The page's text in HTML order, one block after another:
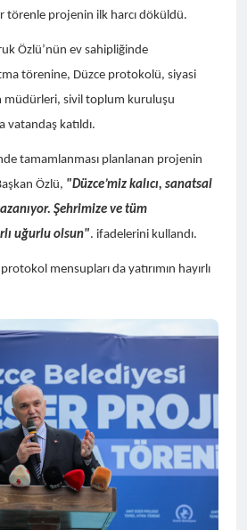
törenle projenin ilk harcı döküldü.
Özlü’nün ev sahipliğinde
törenine, Düzce protokolü, siyasi
müdürleri, sivil toplum kuruluşu
vatandaş katıldı.
tamamlanması planlanan projenin
Özlü, "Düzce’miz kalıcı, sanatsal
Şehrimize ve tüm
uğurlu olsun". ifadelerini kullandı.
mensupları da yatırımın hayırlı